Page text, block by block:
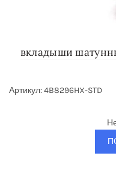
вкладыши
Артикул: 4B8296HX-STD